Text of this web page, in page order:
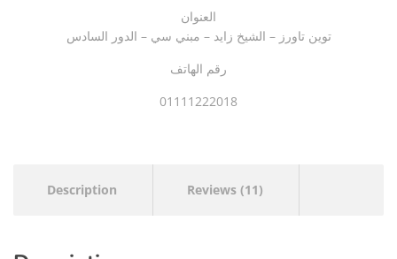
العنوان
توين تاورز – الشيخ زايد – مبني سي – الدور السادس
رقم الهاتف
01111222018
Description Reviews (11)